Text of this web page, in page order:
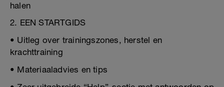
halen
2. EEN STARTGIDS
• Uitleg over trainingszones, herstel en
krachttraining
• Materiaaladvies en tips